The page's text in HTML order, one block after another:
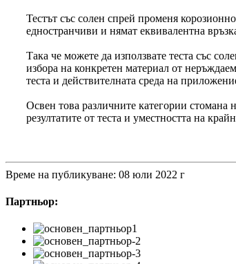
Тестът със солен спрей променя
едностранчиви и нямат еквивалентна
Така че можете да използвате теста със
избора на конкретен материал от
теста и действителната среда на
Освен това различните категории стомана
резултатите от теста и уместността на
Време на публикуване: 08 юли 2022 г
Партньор: